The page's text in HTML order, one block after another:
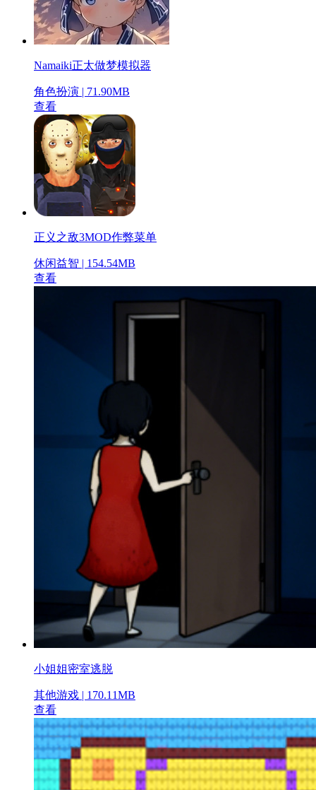
Namaiki正太做梦模拟器
角色扮演 | 71.90MB
查看
正义之敌3MOD作弊菜单
休闲益智 | 154.54MB
查看
小姐姐密室逃脱
其他游戏 | 170.11MB
查看